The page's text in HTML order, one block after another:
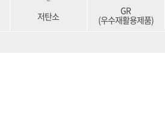
저탄소
GR
(우수재활용제품)